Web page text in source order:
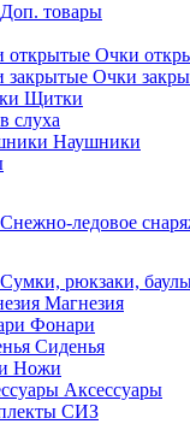
Доп. товары
Очки
Очки
Щитки
слуха
Наушники
Снежно-ледовое
Сумки, рюкзаки,
Магнезия
Фонари
Сиденья
Ножи
Аксессуары
СИЗ